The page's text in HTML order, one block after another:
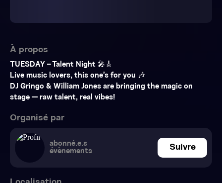
À propos
TUESDAY – Talent Night 🎤🎸
Live music lovers, this one’s for you 🎶
DJ Gringo & William Jones are bringing the magic on
stage — raw talent, real vibes!
Organisé par
abonné.e.s
évènements
Suivre